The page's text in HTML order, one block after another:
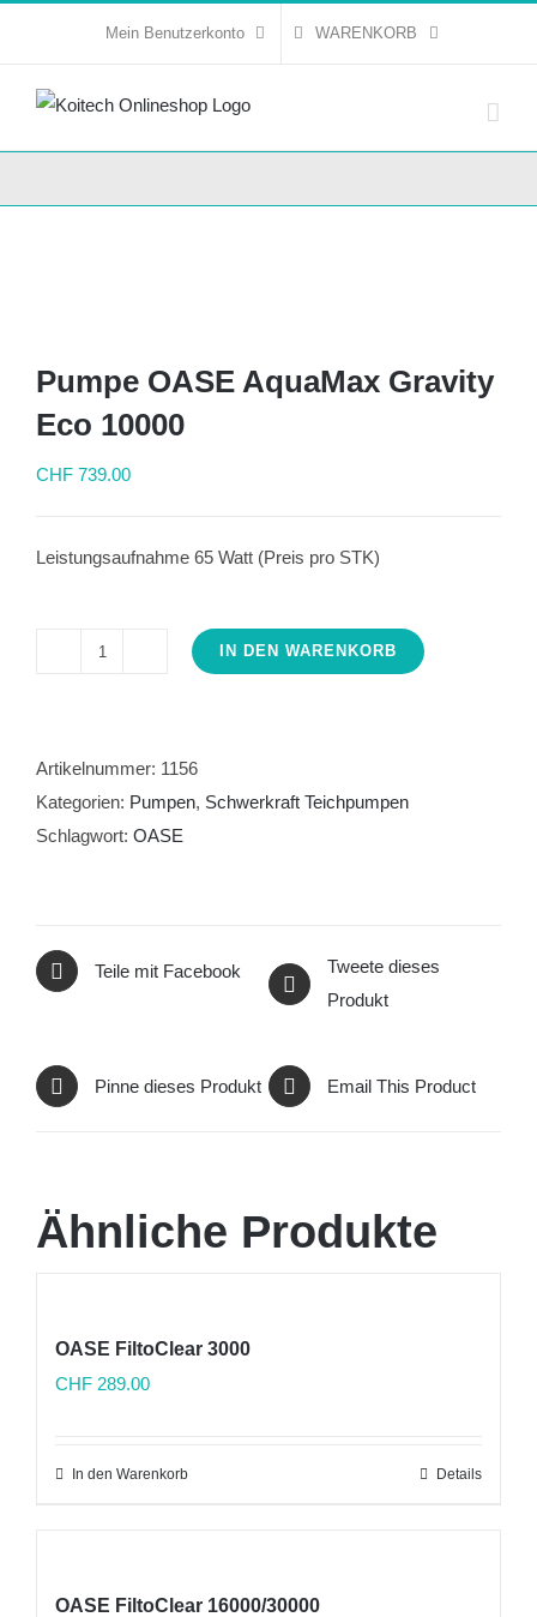
Mein Benutzerkonto WARENKORB
Pumpe OASE AquaMax Gravity
Eco 10000
CHF 739.00
Leistungsaufnahme 65 Watt (Preis pro STK)
Gravity
Eco
10000
IN DEN WARENKORB
Artikelnummer: 1156
Kategorien: Pumpen, Schwerkraft Teichpumpen
Schlagwort: OASE
Teile mit Facebook
Tweete dieses
Produkt
Pinne dieses Produkt Email This Product
Ähnliche Produkte
OASE FiltoClear 3000
CHF 289.00
In den Warenkorb Details
OASE FiltoClear 16000/30000